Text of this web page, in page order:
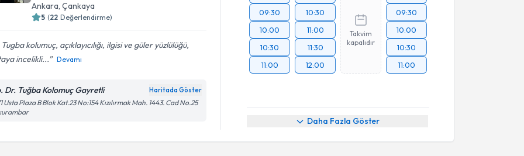
Ankara,Çankaya
5 (22 Değerlendirme)
kolumuç, açıklayıcılığı, ilgisi ve güler yüzlülüğü,
incelikli...
Devamı
Dr. Tuğba Kolomuç Gayretli Haritada Göster
Usta Plaza B Blok Kat.23 No:154 Kızılırmak Mah. 1443. Cad No.25
09:30
10:00
10:30
11:00
10:30
11:00
11:30
12:00
Takvim
kapalıdır
09:30
10:00
10:30
11:00
Daha Fazla Göster